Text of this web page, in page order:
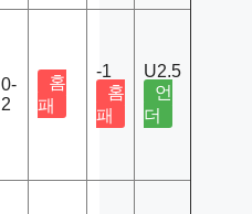
0-
2
홈
패
-1
홈
패
U2.5
언
더